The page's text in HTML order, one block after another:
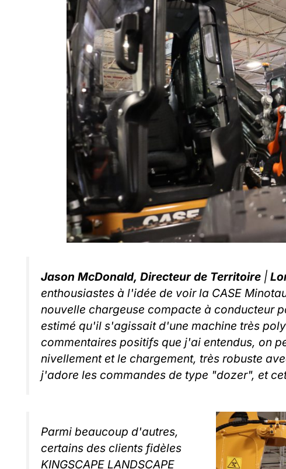
Jason McDonald, Directeur de Territoire |
enthousiastes à l'idée de voir la CASE
nouvelle chargeuse compacte à conducteur
estimé qu'il s'agissait d'une machine très
commentaires positifs que j'ai entendus, on
nivellement et le chargement, très robuste
j'adore les commandes de type "dozer", et
Parmi beaucoup d'autres,
certains des clients fidèles
KINGSCAPE LANDSCAPE